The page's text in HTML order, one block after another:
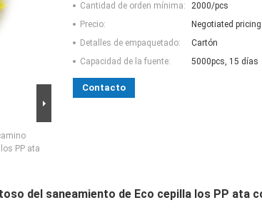
PP ata
Cantidad de orden mínima:
2000/pcs
Precio:
Negotiated pricing
Detalles de empaquetado:
Cartón
Capacidad de la fuente:
5000pcs, 15 días
Contacto
del saneamiento de Eco cepilla los PP ata